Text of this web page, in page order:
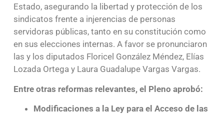
Estado, asegurando la libertad y protección de los
sindicatos frente a injerencias de personas
servidoras públicas, tanto en su constitución como
en sus elecciones internas. A favor se pronunciaron
las y los diputados Floricel González Méndez, Elías
Lozada Ortega y Laura Guadalupe Vargas Vargas.
Entre otras reformas relevantes, el Pleno aprobó:
Modificaciones a la Ley para el Acceso de las